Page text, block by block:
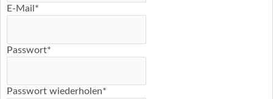
E-Mail *
Passwort*
Passwort wiederholen*